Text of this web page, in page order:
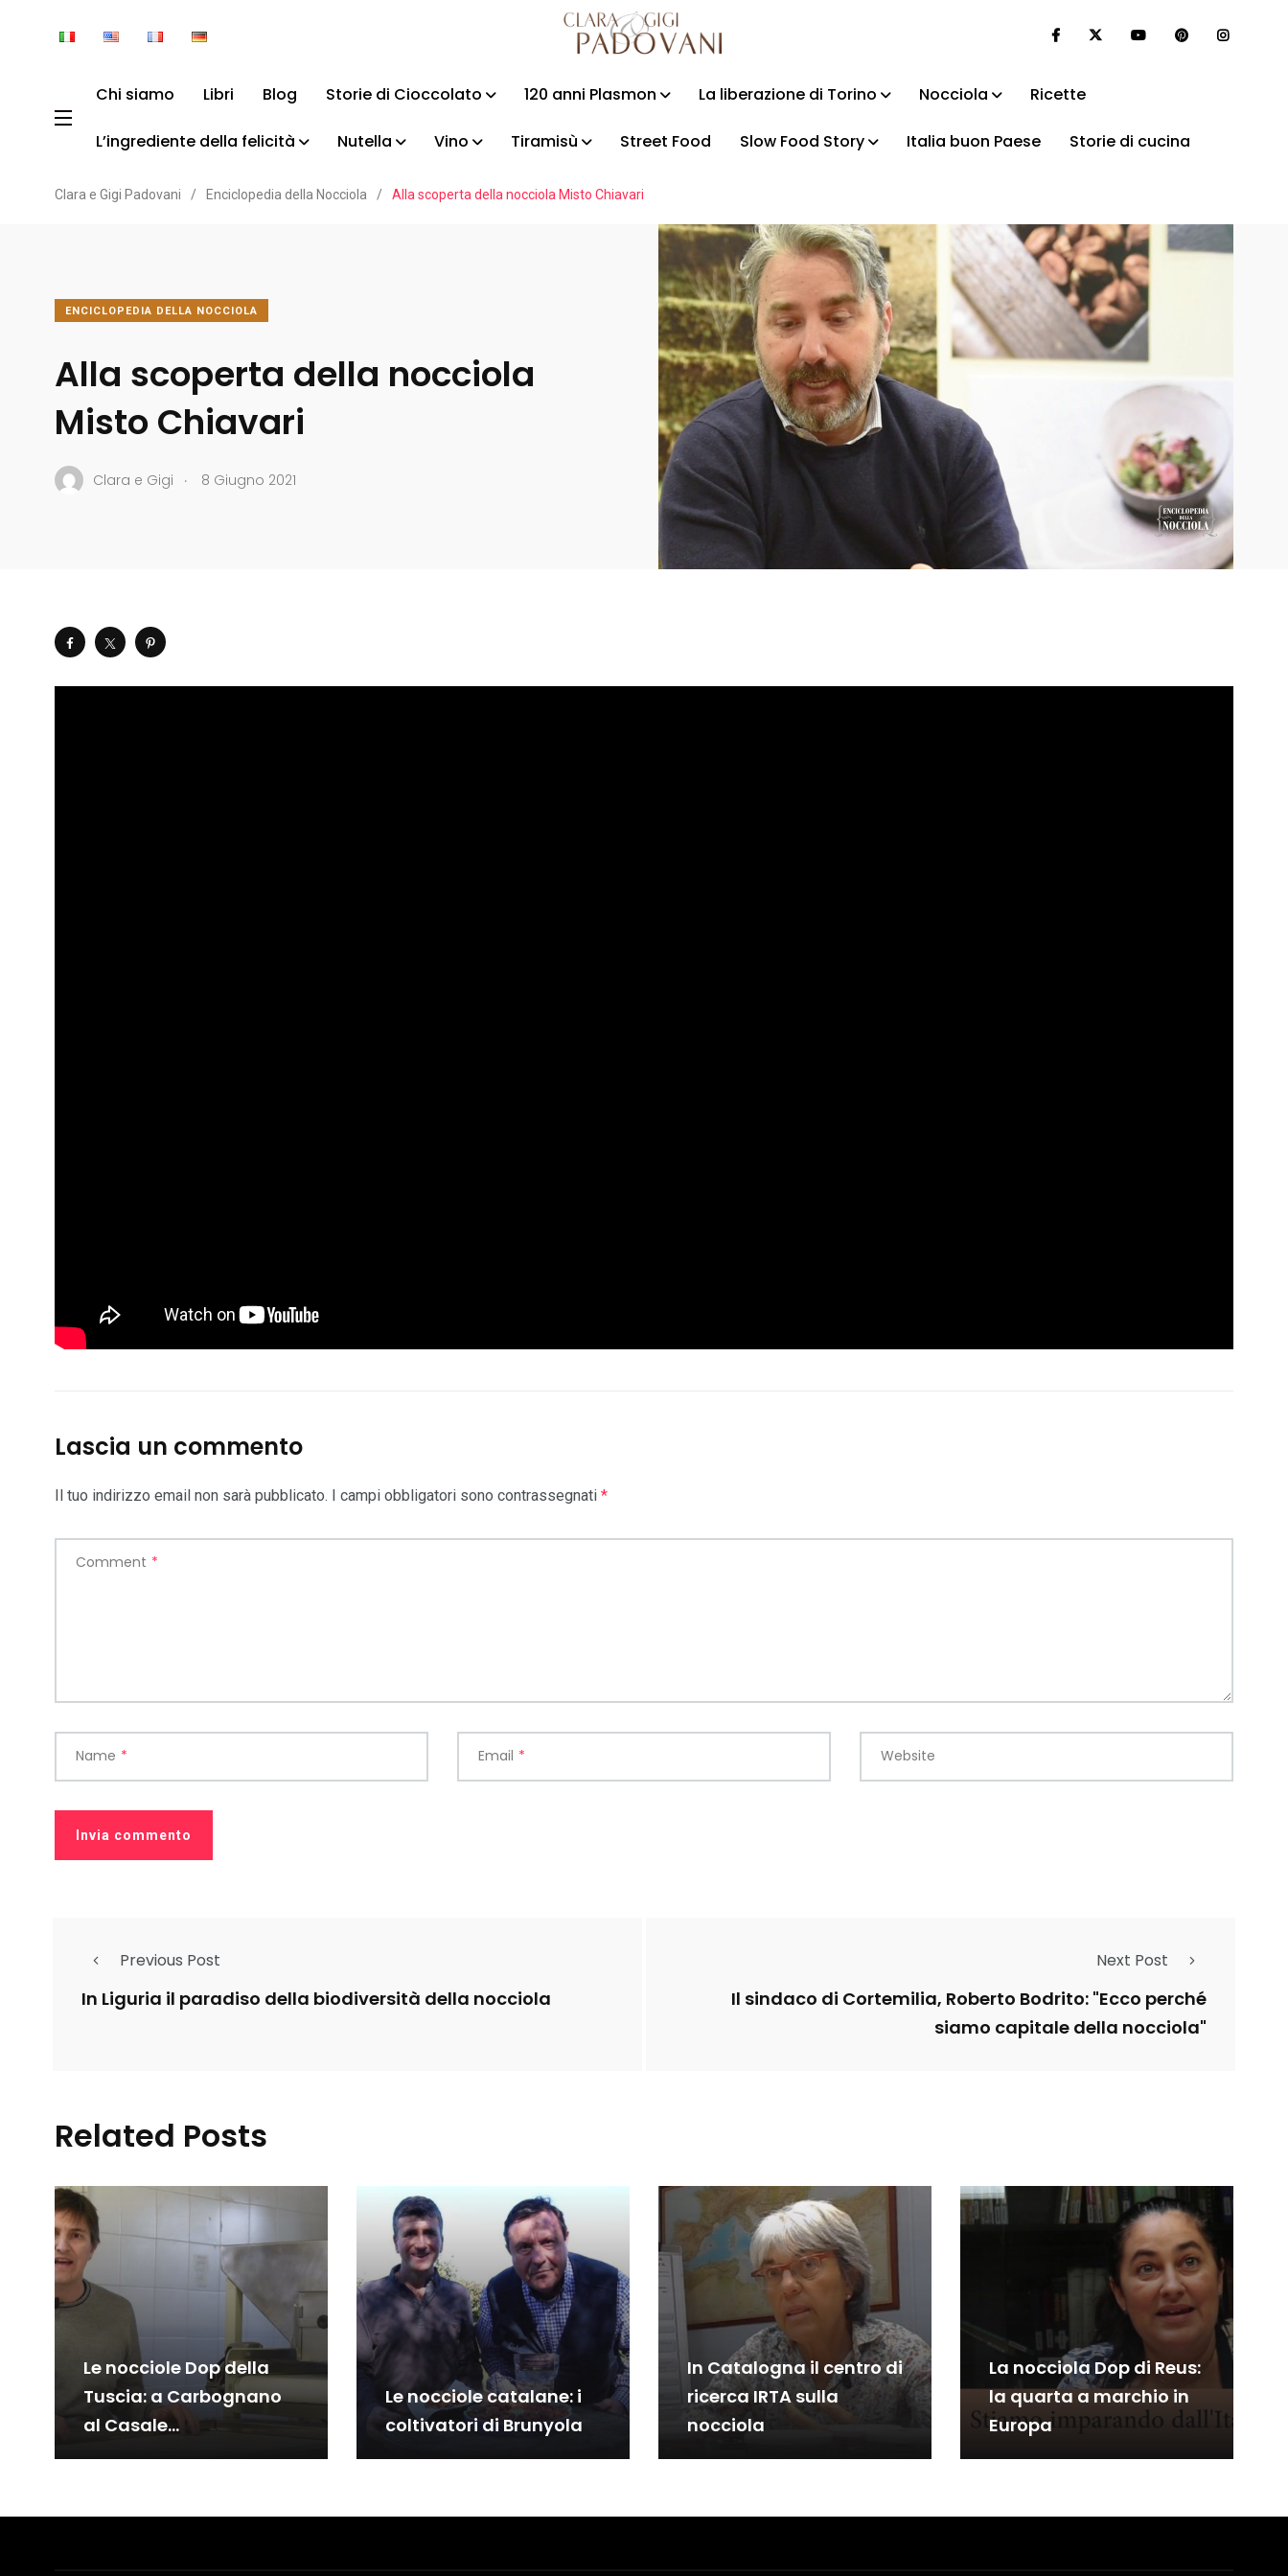
Chi siamo Libri Blog Storie di Cioccolato 120 anni Plasmon La liberazione di Torino Nocciola Ricette
L’ingrediente della felicità Nutella Vino Tiramisù Street Food Slow Food Story Italia buon Paese Storie di cucina
Clara e Gigi Padovani / Enciclopedia della Nocciola / Alla scoperta della nocciola Misto Chiavari
ENCICLOPEDIA DELLA NOCCIOLA
Alla scoperta della nocciola
Misto Chiavari
Clara e Gigi . 8 Giugno 2021
Lascia un commento
Il tuo indirizzo email non sarà pubblicato. I campi obbligatori sono contrassegnati *
Comment *
Name * Email * Website
Previous Post
In Liguria il paradiso della biodiversità della nocciola
Next Post
Il sindaco di Cortemilia, Roberto Bodrito: "Ecco perché
siamo capitale della nocciola"
Related Posts
Le nocciole Dop della
Tuscia: a Carbognano
al Casale
dell’Arcipretura
Le nocciole catalane: i
coltivatori di Brunyola
In Catalogna il centro di
ricerca IRTA sulla
nocciola
La nocciola Dop di Reus:
la quarta a marchio in
Europa